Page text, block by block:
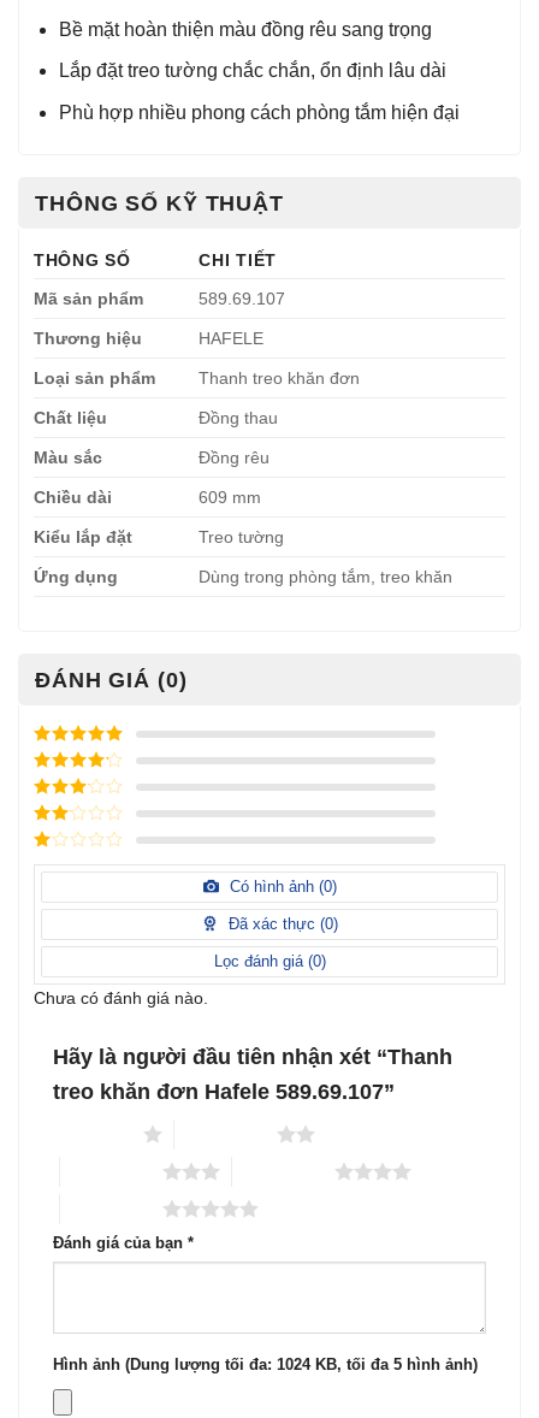
Bề mặt hoàn thiện màu đồng rêu sang trọng
Lắp đặt treo tường chắc chắn, ổn định lâu dài
Phù hợp nhiều phong cách phòng tắm hiện đại
THÔNG SỐ KỸ THUẬT
THÔNG SỐ
CHI TIẾT
Mã sản phẩm
589.69.107
Thương hiệu HAFELE
Loại sản phẩm Thanh treo khăn đơn
Chất liệu Đồng thau
Màu sắc Đồng rêu
Chiều dài 609 mm
Kiểu lắp đặt Treo tường
Ứng dụng Dùng trong phòng tắm, treo khăn
ĐÁNH GIÁ (0)
Được xếp
hạng
5
sao
Được xếp
hạng
sao
Được
xếp
hạng3
5 sao
Được
hạng
sao
Được
1
sao
Có hình ảnh (0)
Đã xác thực (0)
Lọc đánh giá (0)
Chưa có đánh giá nào.
Hãy là người đầu tiên nhận xét “Thanh
treo khăn đơn Hafele 589.69.107”
Đánh giá của bạn *
Hình ảnh (Dung lượng tối đa: 1024 KB, tối đa 5 hình ảnh)